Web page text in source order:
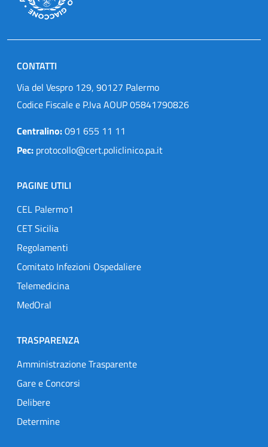
CONTATTI
Via del Vespro 129, 90127 Palermo
Codice Fiscale e P.Iva AOUP 05841790826
Centralino:091 655 11 11
Pec: protocollo@cert.policlinico.pa.it
PAGINE UTILI
CEL Palermo1
CET Sicilia
Regolamenti
Comitato Infezioni Ospedaliere
Telemedicina
MedOral
TRASPARENZA
Amministrazione Trasparente
Gare e Concorsi
Delibere
Determine